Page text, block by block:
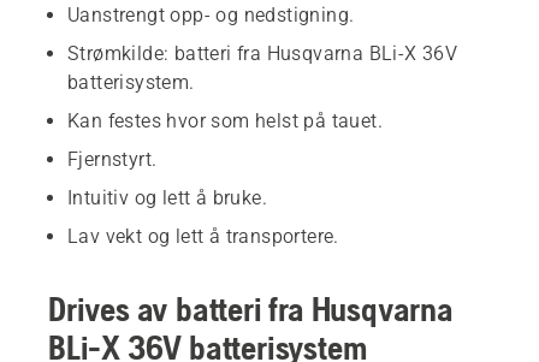
Uanstrengt opp- og nedstigning.
Strømkilde: batteri fra Husqvarna BLi-X 36V
batterisystem.
Kan festes hvor som helst på tauet.
Fjernstyrt.
Intuitiv og lett å bruke.
Lav vekt og lett å transportere.
Drives av batteri fra Husqvarna
BLi-X 36V batterisystem